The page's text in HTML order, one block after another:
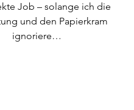
Job – solange ich die
und den Papierkram
ignoriere…